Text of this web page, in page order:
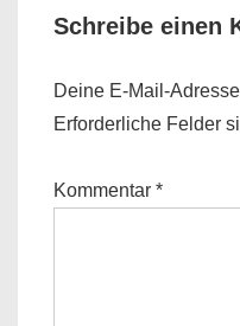
Schreibe einen
Deine E-Mail-
Erforderliche Felder
Kommentar *